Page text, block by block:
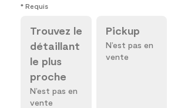
* Requis
Trouvez le
détaillant
le plus
proche
N’est pas en
vente
Pickup
N’est pas en
vente